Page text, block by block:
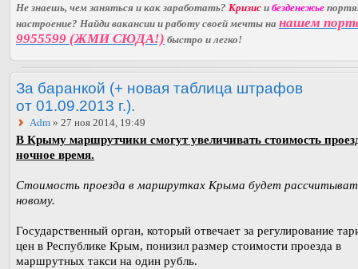
Не знаешь, чем заняться и как заработать? Кризис и безденежье
настроение? Найди вакансии и работу своей мечты на нашем
9955599 (ЖМИ СЮДА!) быстро и легко!
За баранкой (+ новая таблица штрафов
от 01.09.2013 г.).
Adm » 27 ноя 2014, 19:49
В Крыму маршрутчики смогут увеличивать стоимость
ночное время.
Стоимость проезда в маршрутках Крыма будет
новому.
Государственный орган, который отвечает за регулирование
цен в Республике Крым, понизил размер стоимости проезда в
маршрутных такси на один рубль.